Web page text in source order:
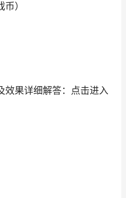
）
效果详细解答：点击进入